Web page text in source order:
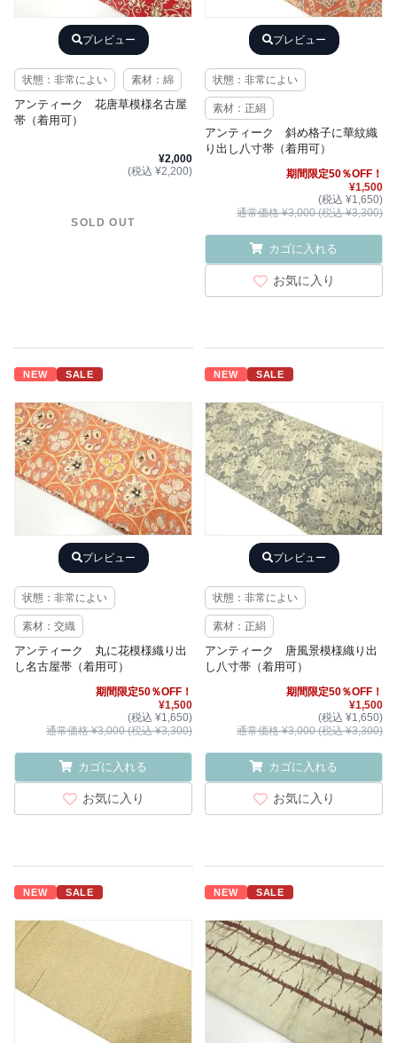
プレビュー
状態：非常によい 素材：綿
アンティーク 花唐草模様名古屋
帯（着用可）
¥2,000
(税込 ¥2,200)
SOLD OUT
プレビュー
状態：非常によい
素材：正絹
アンティーク 斜め格子に華紋織
り出し八寸帯（着用可）
期間限定50％OFF！
¥1,500
(税込 ¥1,650)
通常価格 ¥3,000 (税込 ¥3,300)
カゴに入れる
お気に入り
NEW SALE
プレビュー
状態：非常によい
素材：交織
アンティーク 丸に花模様織り出
し名古屋帯（着用可）
期間限定50％OFF！
¥1,500
(税込 ¥1,650)
通常価格 ¥3,000 (税込 ¥3,300)
カゴに入れる
お気に入り
NEW SALE
プレビュー
状態：非常によい
素材：正絹
アンティーク 唐風景模様織り出
し八寸帯（着用可）
期間限定50％OFF！
¥1,500
(税込 ¥1,650)
通常価格 ¥3,000 (税込 ¥3,300)
カゴに入れる
お気に入り
NEW SALE NEW SALE